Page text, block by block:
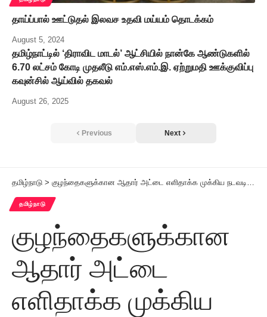
தாய்ப்பால் ஊட்டுதல் இலவச உதவி மய்யம் தொடக்கம்
August 5, 2024
தமிழ்நாட்டில் ‘திராவிட மாடல்’ ஆட்சியில் நான்கே ஆண்டுகளில்
6.70 லட்சம் கோடி முதலீடு எம்.எஸ்.எம்.இ. ஏற்றுமதி ஊக்குவிப்பு
கவுன்சில் ஆய்வில் தகவல்
August 26, 2025
Previous Next
தமிழ்நாடு > குழந்தைகளுக்கான ஆதார் அட்டை எளிதாக்க முக்கிய நடவடிக்கை!
தமிழ்நாடு
குழந்தைகளுக்கான
ஆதார் அட்டை
எளிதாக்க முக்கிய